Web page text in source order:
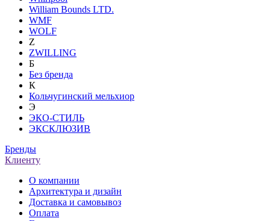
William Bounds LTD.
WMF
WOLF
Z
ZWILLING
Б
Без бренда
К
Кольчугинский мельхиор
Э
ЭКО-СТИЛЬ
ЭКСКЛЮЗИВ
Бренды
Клиенту
О компании
Архитектура и дизайн
Доставка и самовывоз
Оплата